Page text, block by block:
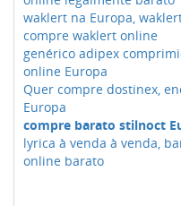
waklert na Europa,
compre waklert online
genérico adipex
online Europa
Quer compre dostinex,
Europa
compre barato stilnoct
lyrica à venda à venda,
online barato